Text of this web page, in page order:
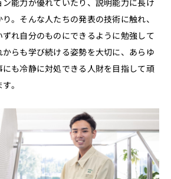
能力が優れていたり、説明能力に長け
。そんな人たちの発表の技術に触れ、
れ自分のものにできるように勉強して
らも学び続ける姿勢を大切に、あらゆ
も冷静に対処できる人財を目指して頑
。